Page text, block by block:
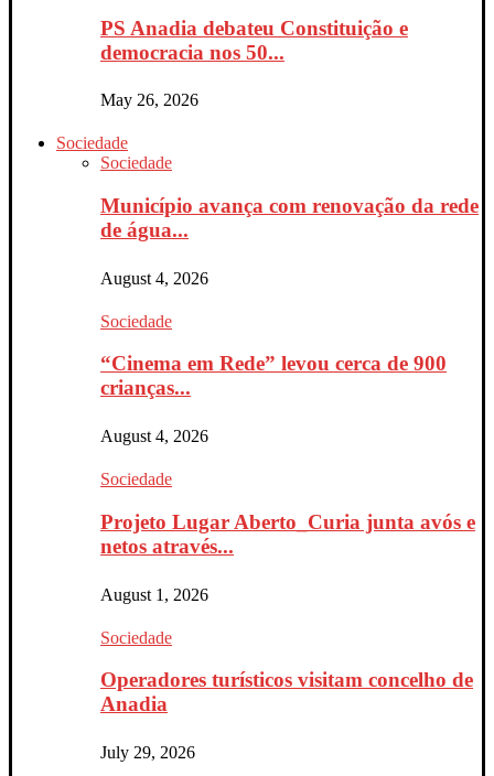
PS Anadia debateu Constituição e
democracia nos 50...
May 26, 2026
Sociedade
Sociedade
Município avança com renovação da rede
de água...
August 4, 2026
Sociedade
“Cinema em Rede” levou cerca de 900
crianças...
August 4, 2026
Sociedade
Projeto Lugar Aberto_Curia junta avós e
netos através...
August 1, 2026
Sociedade
Operadores turísticos visitam concelho de
Anadia
July 29, 2026